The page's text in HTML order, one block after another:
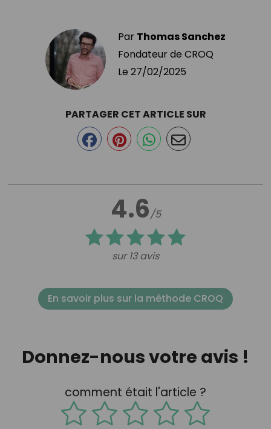
Par Thomas Sanchez
Fondateur de CROQ
Le 27/02/2025
4.6/5
sur 13 avis
PARTAGER CET ARTICLE SUR
En savoir plus sur la méthode CROQ
Donnez-nous votre avis !
comment était l'article ?